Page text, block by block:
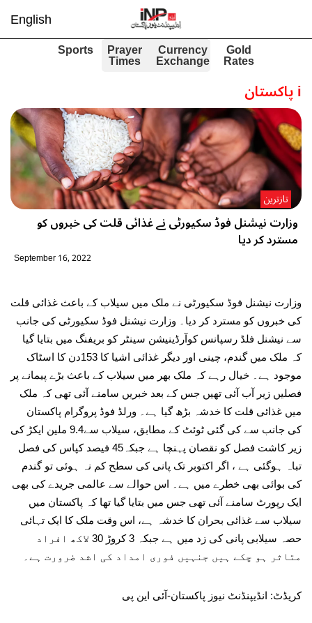
English
Gold
Rates
Currency
Exchange
Prayer
Times
Sports
iپاکستان
وزارت نیشنل فوڈ سکیورٹی نے غذائی قلت کی خبروں کو
مسترد کر دیا
تازترین
September 16, 2022
وزارت نیشنل فوڈ سکیورٹی نے ملک میں سیلاب کے باعث غذائی قلت
کی خبروں کو مسترد کر دیا۔ وزارت نیشنل فوڈ سکیورٹی کی جانب
سے نیشنل فلڈ رسپانس کوآرڈینیشن سینٹر کو بریفنگ میں بتایا گیا
کہ ملک میں گندم، چینی اور دیگر غذائی اشیا کا 153دن کا اسٹاک
موجود ہے۔ خیال رہے کہ ملک بھر میں سیلاب کے باعث بڑے پیمانے پر
فصلیں زیر آب آئی تھیں جس کے بعد خبریں سامنے آئی تھی کہ ملک
میں غذائی قلت کا خدشہ بڑھ گیا ہے۔ ورلڈ فوڈ پروگرام پاکستان
کی جانب سے کی گئی ٹوئٹ کے مطابق، سیلاب سے9.4 ملین ایکڑ کی
زیر کاشت فصل کو نقصان پہنچا ہے جبکہ45 فیصد کپاس کی فصل
تباہ ہوگئی ہے ، اگر اکتوبر تک پانی کی سطح کم نہ ہوئی تو گندم
کی بوائی بھی خطرے میں ہے۔ اس حوالے سے عالمی جریدے کی بھی
ایک رپورٹ سامنے آئی تھی جس میں بتایا گیا تھا کہ پاکستان میں
سیلاب سے غذائی بحران کا خدشہ ہے، اس وقت ملک کا ایک تہائی
حصہ سیلابی پانی کی زد میں ہے جبکہ 3 کروڑ 30 لاکھ افراد
متاثر ہو چکے ہیں جنہیں فوری امداد کی اشد ضرورت ہے۔
کریڈٹ: انڈیپنڈنٹ نیوز پاکستان-آئی این پی